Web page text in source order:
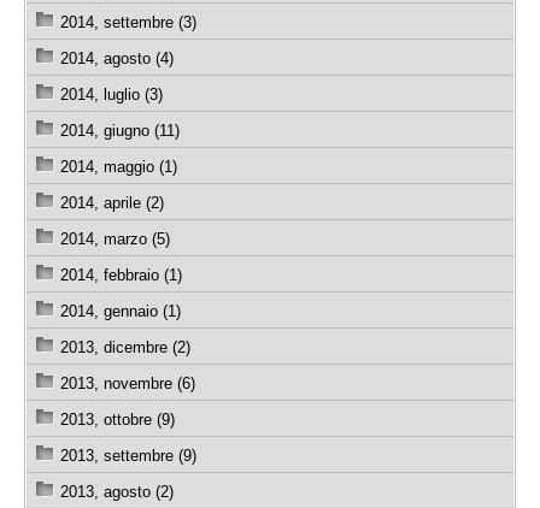
2014, settembre (3)
2014, agosto (4)
2014, luglio (3)
2014, giugno (11)
2014, maggio (1)
2014, aprile (2)
2014, marzo (5)
2014, febbraio (1)
2014, gennaio (1)
2013, dicembre (2)
2013, novembre (6)
2013, ottobre (9)
2013, settembre (9)
2013, agosto (2)